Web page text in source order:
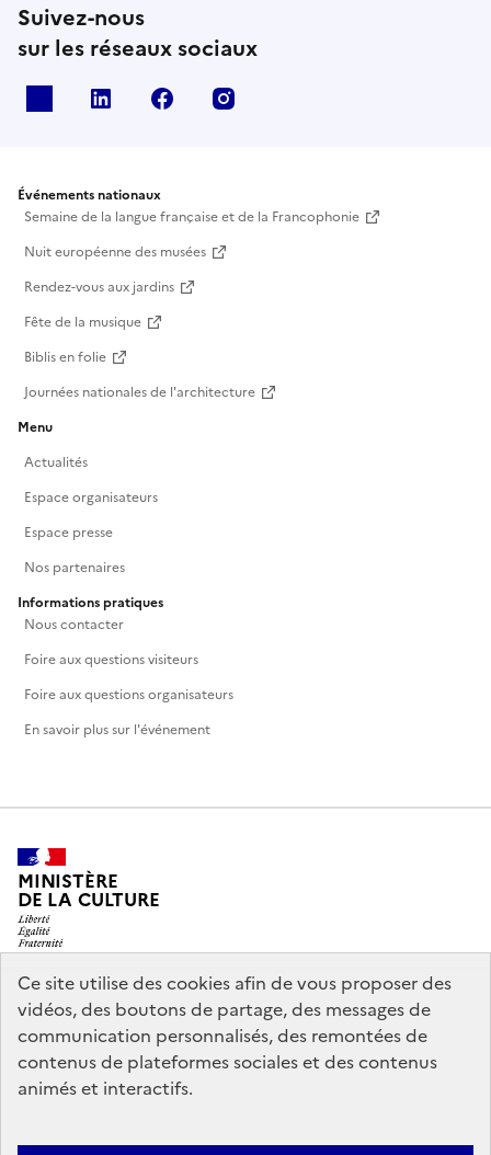
Ce site utilise des cookies afin de vous proposer des
vidéos, des boutons de partage, des messages de
communication personnalisés, des remontées de
contenus de plateformes sociales et des contenus
animés et interactifs.
Suivez-nous
sur les réseaux sociaux
Linkedin Facebook
Événements nationaux
Semaine de la langue française et de la Francophonie
Nuit européenne des musées
Rendez-vous aux jardins
Fête de la musique
Biblis en folie
Journées nationales de l'architecture
Menu
Actualités
Espace organisateurs
Espace presse
Nos partenaires
Informations pratiques
Nous contacter
Foire aux questions visiteurs
Foire aux questions organisateurs
En savoir plus sur l'événement
MINISTÈRE
DE LA CULTURE
legifrance.gouv.fr
info.gouv.fr
service-public.gouv.fr
data.gouv.fr